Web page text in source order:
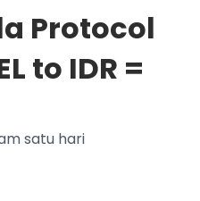
Protocol
to IDR =
satu hari